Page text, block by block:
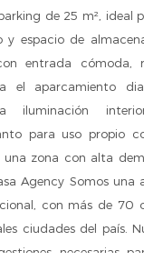
de 25 m², ideal
y espacio de
entrada cómoda,
el aparcamiento
iluminación
para uso propio
zona con alta
Agency Somos una
con más de 70
ciudades del país.
necesarias